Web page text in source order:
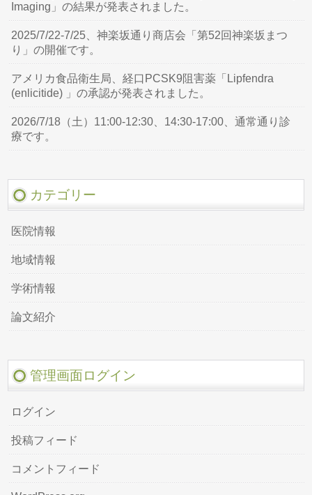
Imaging」の結果が発表されました。
2025/7/22-7/25、神楽坂通り商店会「第52回神楽坂まつ
り」の開催です。
アメリカ食品衛生局、経口PCSK9阻害薬「Lipfendra
(enlicitide) 」の承認が発表されました。
2026/7/18（土）11:00-12:30、14:30-17:00、通常通り診
療です。
カテゴリー
医院情報
地域情報
学術情報
論文紹介
管理画面ログイン
ログイン
投稿フィード
コメントフィード